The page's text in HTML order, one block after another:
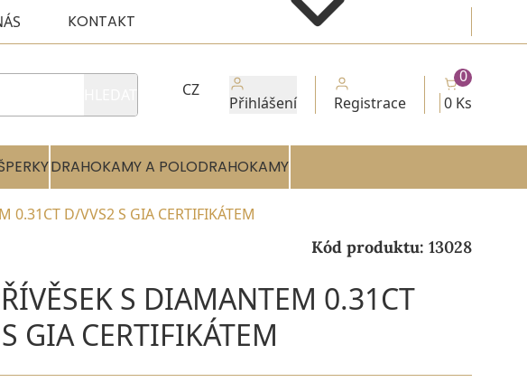
KONTAKT
CZ
Přihlášení Registrace 0 Ks
0
DRAHOKAMY A POLODRAHOKAMY
0.31CT D/VVS2 S GIA CERTIFIKÁTEM
Kód produktu: 13028
S DIAMANTEM 0.31CT
GIA CERTIFIKÁTEM